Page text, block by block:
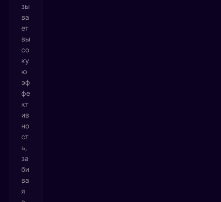
зы
ва
ет
вы
со
ку
ю
эф
фе
кт
ив
но
ст
ь,
за
би
ва
я